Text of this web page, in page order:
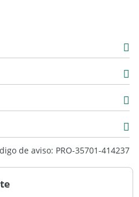
de aviso: PRO-35701-414237